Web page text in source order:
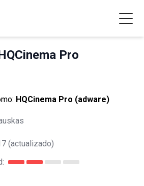
Pro
HQCinema Pro (adware)
(actualizado)